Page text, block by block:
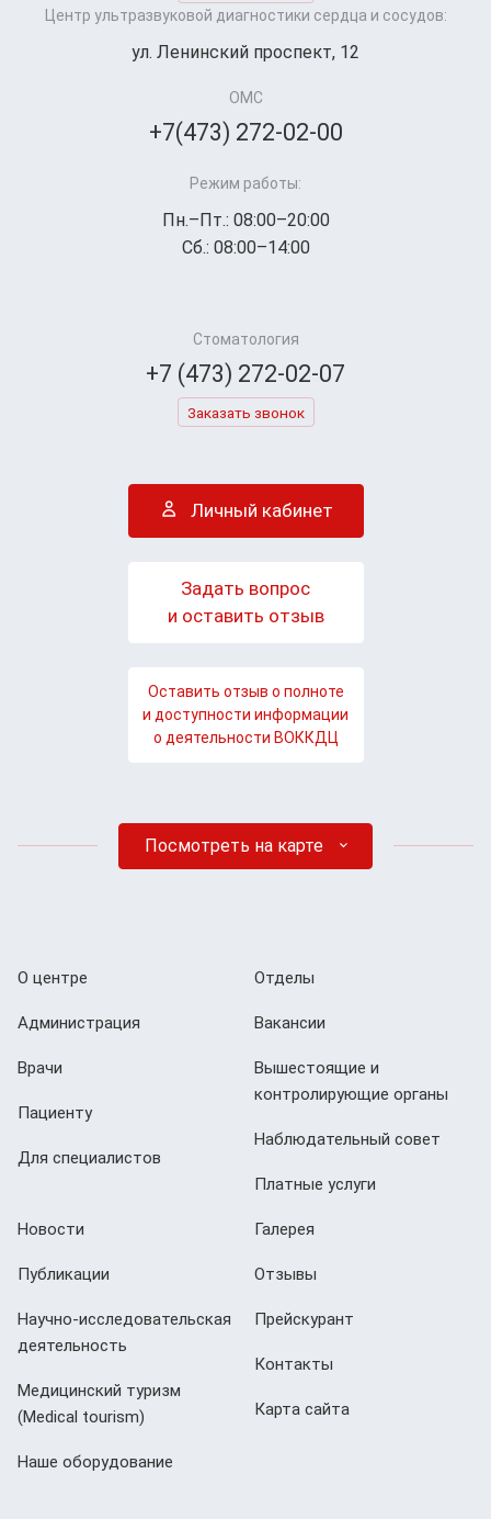
Центр ультразвуковой диагностики сердца и сосудов:
ул. Ленинский проспект, 12
ОМС
+7(473) 272-02-00
Режим работы:
Пн.–Пт.: 08:00–20:00
Сб.: 08:00–14:00
Стоматология
+7 (473) 272-02-07
Заказать звонок
Личный кабинет
Задать вопрос
и оставить отзыв
Оставить отзыв о полноте
и доступности информации
о деятельности ВОККДЦ
Посмотреть на карте
О центре
Администрация
Врачи
Пациенту
Для специалистов
Отделы
Вакансии
Вышестоящие и
контролирующие органы
Наблюдательный совет
Платные услуги
Новости
Публикации
Научно-исследовательская
деятельность
Медицинский туризм
(Мedical tourism)
Наше оборудование
Галерея
Отзывы
Прейскурант
Контакты
Карта сайта